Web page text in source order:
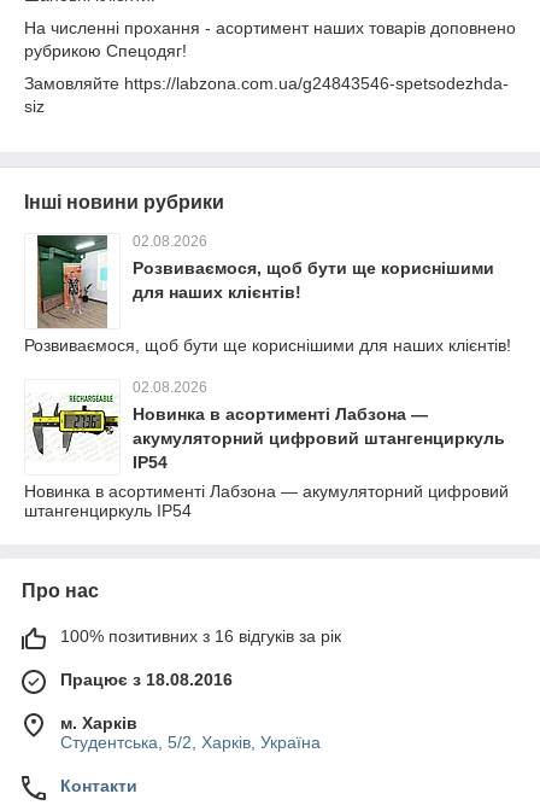
На численні прохання - асортимент наших товарів доповнено
рубрикою Спецодяг!
Замовляйте https://labzona.com.ua/g24843546-spetsodezhda-
siz
Інші новини рубрики
02.08.2026
Розвиваємося, щоб бути ще кориснішими
для наших клієнтів!
Розвиваємося, щоб бути ще кориснішими для наших клієнтів!
02.08.2026
Новинка в асортименті Лабзона —
акумуляторний цифровий штангенциркуль
IP54
Новинка в асортименті Лабзона — акумуляторний цифровий
штангенциркуль IP54
Про нас
100% позитивних з 16 відгуків за рік
Працює з 18.08.2016
м. Харків
Студентська, 5/2, Харків, Україна
Контакти